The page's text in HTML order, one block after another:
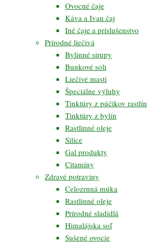
Ovocné čaje
Káva a Ivan čaj
Iné čaje a príslušenstvo
Prírodné liečivá
Bylinné sirupy
Bunkové soli
Liečivé masti
Špeciálne výluhy
Tinktúry z púčikov rastlín
Tinktúry z bylín
Rastlinné oleje
Silice
Gal produkty
Citamíny
Zdravé potraviny
Celozrnná múka
Rastlinné oleje
Prírodné sladidlá
Himalájska soľ
Sušené ovocie